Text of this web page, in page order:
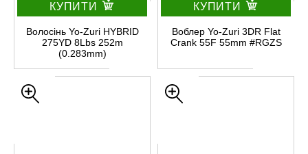
КУПИТИ
Волосінь Yo-Zuri HYBRID
275YD 8Lbs 252m
(0.283mm)
КУПИТИ
Воблер Yo-Zuri 3DR Flat
Crank 55F 55mm #RGZS